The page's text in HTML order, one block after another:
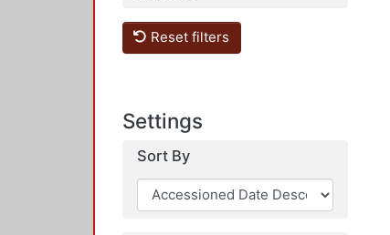
Reset filters
Settings
Sort By